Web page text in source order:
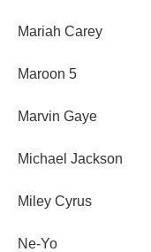
Mariah Carey
Maroon 5
Marvin Gaye
Michael Jackson
Miley Cyrus
Ne-Yo